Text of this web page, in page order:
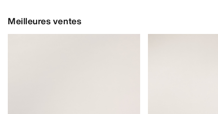
Meilleures ventes